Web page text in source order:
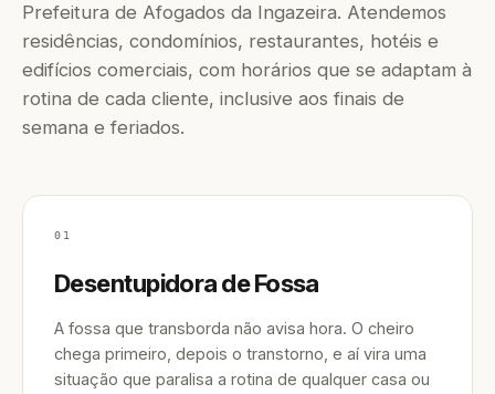
Prefeitura de Afogados da Ingazeira. Atendemos
residências, condomínios, restaurantes, hotéis e
edifícios comerciais, com horários que se adaptam à
rotina de cada cliente, inclusive aos finais de
semana e feriados.
01
Desentupidora de Fossa
A fossa que transborda não avisa hora. O cheiro
chega primeiro, depois o transtorno, e aí vira uma
situação que paralisa a rotina de qualquer casa ou